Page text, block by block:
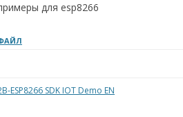
для esp8266
ESP8266 SDK IOT Demo EN